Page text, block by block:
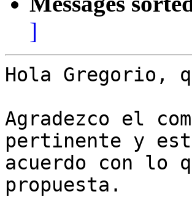
]
Hola Gregorio,
Agradezco el
pertinente y
acuerdo con lo
propuesta.